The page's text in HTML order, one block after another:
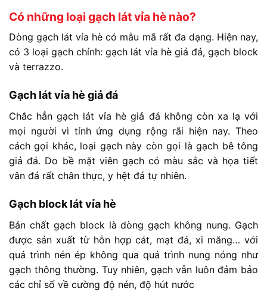
Có những loại gạch lát vỉa hè nào?
Dòng gạch lát vỉa hè có mẫu mã rất đa dạng. Hiện nay,
có 3 loại gạch chính: gạch lát vỉa hè giả đá, gạch block
và terrazzo.
Gạch lát vỉa hè giả đá
Chắc hẳn gạch lát vỉa hè giả đá không còn xa lạ với
mọi người vì tính ứng dụng rộng rãi hiện nay. Theo
cách gọi khác, loại gạch này còn gọi là gạch bê tông
giả đá. Do bề mặt viên gạch có màu sắc và họa tiết
vân đá rất chân thực, y hệt đá tự nhiên.
Gạch block lát vỉa hè
Bản chất gạch block là dòng gạch không nung. Gạch
được sản xuất từ hỗn hợp cát, mạt đá, xi măng… với
quá trình nén ép không qua quá trình nung nóng như
gạch thông thường. Tuy nhiên, gạch vẫn luôn đảm bảo
các chỉ số về cường độ nén, độ hút nước